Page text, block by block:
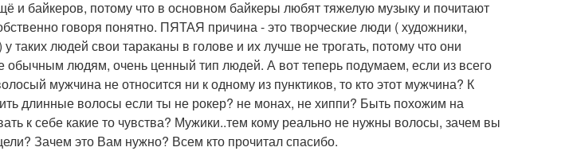
и байкеров, потому что в основном байкеры любят тяжелую музыку и почитают
говоря понятно. ПЯТАЯ причина - это творческие люди ( художники,
таких людей свои тараканы в голове и их лучше не трогать, потому что они
обычным людям, очень ценный тип людей. А вот теперь подумаем, если из всего
мужчина не относится ни к одному из пунктиков, то кто этот мужчина? К
длинные волосы если ты не рокер? не монах, не хиппи? Быть похожим на
к себе какие то чувства? Мужики..тем кому реально не нужны волосы, зачем вы
Зачем это Вам нужно? Всем кто прочитал спасибо.